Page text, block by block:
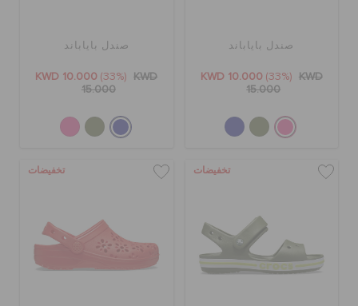
صندل باياباند
KWD 10.000 (33%)
KWD
15.000
صندل باياباند
KWD 10.000 (33%)
KWD
15.000
تخفيضات تخفيضات